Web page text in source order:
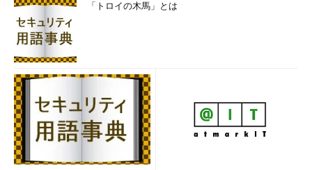
「トロイの木馬」とは